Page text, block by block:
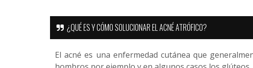
¿QUÉ ES Y CÓMO SOLUCIONAR EL ACNÉ ATRÓFICO?
El acné es una enfermedad cutánea que